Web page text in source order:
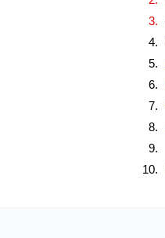
3.
4.
5.
6.
7.
8.
9.
10.